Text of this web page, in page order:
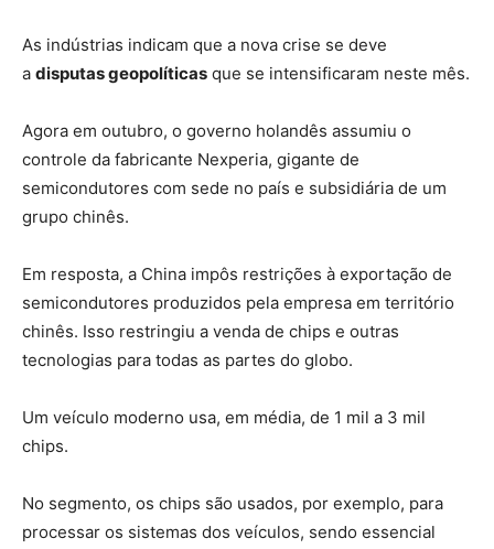
As indústrias indicam que a nova crise se deve
a disputas geopolíticas que se intensificaram neste mês.
Agora em outubro, o governo holandês assumiu o
controle da fabricante Nexperia, gigante de
semicondutores com sede no país e subsidiária de um
grupo chinês.
Em resposta, a China impôs restrições à exportação de
semicondutores produzidos pela empresa em território
chinês. Isso restringiu a venda de chips e outras
tecnologias para todas as partes do globo.
Um veículo moderno usa, em média, de 1 mil a 3 mil
chips.
No segmento, os chips são usados, por exemplo, para
processar os sistemas dos veículos, sendo essencial